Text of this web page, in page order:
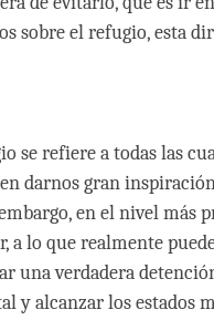
sobre el refugio, esta
se refiere a todas las
darnos gran
en el nivel más
a lo que realmente
una verdadera
y alcanzar los estados